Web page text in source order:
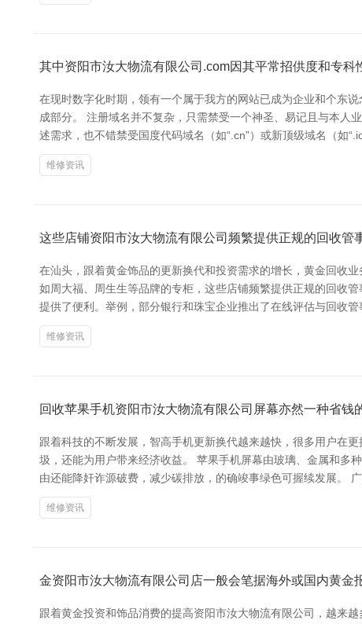
其中资阳市汝大物流有限公司.com因其平常招供度和专科
在现时数字化时期，领有一个属于我方的网站已成为企业和个东
成部分。 注册域名并不复杂，只需禁受一个神圣、易记且与本人
述需求，也不错禁受国度代码域名（如“.cn”）或新顶级域名（如
维修资讯
这些店铺资阳市汝大物流有限公司频繁提供正规的回收管
在汕头，跟着黄金饰品的更新换代和投资需求的增长，黄金回收
如周大福、周生生等品牌的专柜，这些店铺频繁提供正规的回收
提供了便利。举例，部分银行和珠宝企业推出了在线评估与回收
维修资讯
回收苹果手机资阳市汝大物流有限公司屏幕亦然一种省钱
跟着科技的不断发展，智高手机更新换代越来越快，很多用户在
圾，还能为用户带来经济收益。 苹果手机屏幕由玻璃、金属和多
由还能降奸诈源破费，减少碳排放，的确竣事绿色可握续发展。
维修资讯
金资阳市汝大物流有限公司店一般会笔据海外或国内黄金
跟着黄金投资和饰品消费的提高资阳市汝大物流有限公司，越来